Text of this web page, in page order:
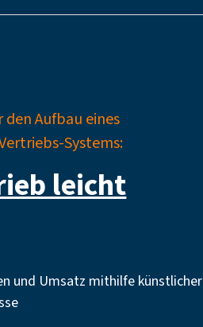
Aufbau eines
Systems:
leicht
und Umsatz mithilfe künstlicher